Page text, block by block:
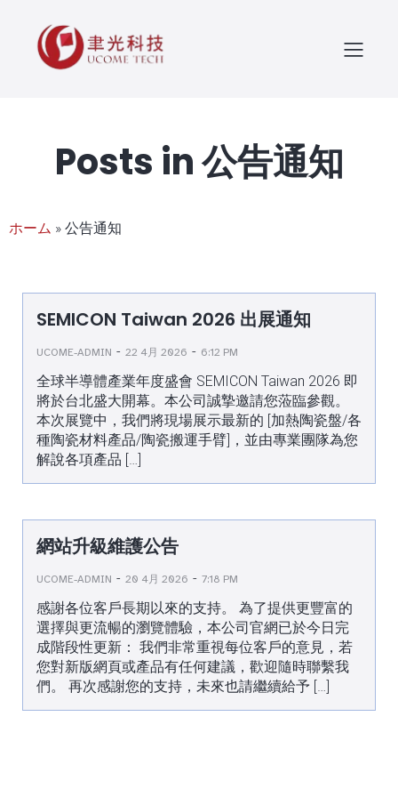
Posts in 公告通知
ホーム » 公告通知
SEMICON Taiwan 2026 出展通知
UCOME-ADMIN - 22 4月 2026 - 6:12 PM
全球半導體產業年度盛會 SEMICON Taiwan 2026 即
將於台北盛大開幕。本公司誠摯邀請您蒞臨參觀。
本次展覽中，我們將現場展示最新的 [加熱陶瓷盤/各
種陶瓷材料產品/陶瓷搬運手臂]，並由專業團隊為您
解說各項產品 […]
網站升級維護公告
UCOME-ADMIN - 20 4月 2026 - 7:18 PM
感謝各位客戶長期以來的支持。 為了提供更豐富的
選擇與更流暢的瀏覽體驗，本公司官網已於今日完
成階段性更新： 我們非常重視每位客戶的意見，若
您對新版網頁或產品有任何建議，歡迎隨時聯繫我
們。 再次感謝您的支持，未來也請繼續給予 […]